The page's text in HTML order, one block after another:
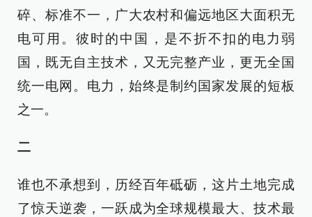
碎、标准不一，广大农村和偏远地区大面积无
电可用。彼时的中国，是不折不扣的电力弱
国，既无自主技术，又无完整产业，更无全国
统一电网。电力，始终是制约国家发展的短板
之一。
二
谁也不承想到，历经百年砥砺，这片土地完成
了惊天逆袭，一跃成为全球规模最大、技术最